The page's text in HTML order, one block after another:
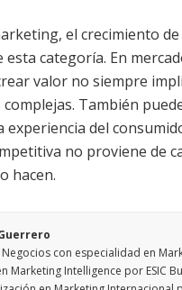
el crecimiento
categoría. En
valor no siempre
También
experiencia del
no proviene de
hacen.
Negocios con especialidad en
Marketing Intelligence por ESIC